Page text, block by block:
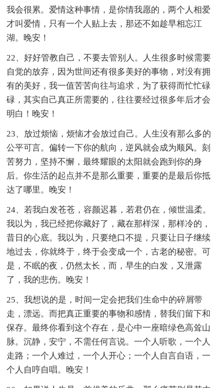
我会很累。爱情这种事情，是你情我愿的，两个人相爱
才叫爱情，只有一个人贴上去，那还不如趁早相忘江
湖。晚安！
22、好好管教自己，不要去管别人。人生很多时候需要
自觉的放弃，因为世间还有很多美好的事物，对没有拥
有的美好，我一值苦苦向往与追求，为了获得而忙忙碌
碌，其实自己真正所需要的，往往要经过很多年后才会
明白！晚安！
23、放过烦恼，烦恼才会放过自己。人生没有那么多的
公平可言。偏转一下你的航向，逆风就会成为顺风。刻
苦努力，坚持不懈，最终耀眼的太阳就会跑到你的身
后。你生活的起点并不是那么重要，重要的是最后你抵
达了哪里。晚安！
24、若我白发苍苍，容颜迟暮，若君仍在，倾世温柔。
我以为，我已经把你藏好了，藏在那样深，那样冷的，
昔日的心底。我以为，只要绝口不提，只要让日子继续
地过去，你就终于，终于会变成一个，古老的秘密。可
是，不眠的夜，仍然太长，而，早生的白发，又泄露
了，我的悲伤。晚安！
25、我想说的是，时间一定会把我们生命中的碎屑带
走，漂远。而把真正重要的事物和感情，替我们留下和
保存。最终你看到这个存在，是心中一座暗绿色高耸山
脉。沉静，安宁，不需任何言说。一个人听歌，一个人
走路；一个人难过，一个人开心；一个人自言自语，一
个人自哼自唱。晚安！